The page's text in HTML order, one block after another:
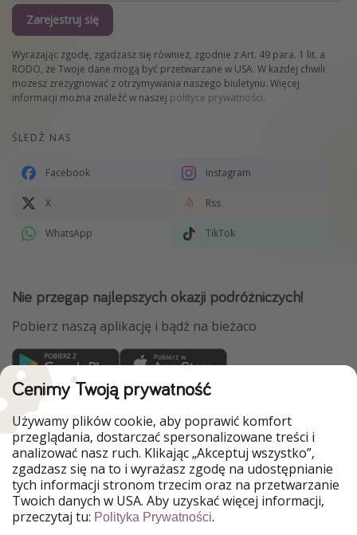
Zarejestruj się
Wyrażając zgodę, zgadzasz się również, zgodnie z Art. 49 para. 1 lit. a
RODO, że Twoje dane mogą być przetwarzane w USA. W każdej chwili
możesz zrezygnować z otrzymywania naszego biuletynu. Więcej
informacji można znaleźć w naszej polityce prywatności.
ŚLEDŹ NAS
Facebook Instagram
X Rss
WhatsApp TikTok
Nie przegap najlepszych okazji podróżniczych!
Pobierz naszą aplikację i bądź na bieżaco
WakacyjniPiraci są częścią Grupy HolidayPirates
Nasze rynki
PiratinViaggio
HolidayPirates
VakantiePiraten
VoyagesPirates
Ferienpiraten
Urlaubspiraten
Urlaubspiraten
ViajerosPiratas
TravelPirates
Cenimy Twoją prywatność
Używamy plików cookie, aby poprawić komfort
przeglądania, dostarczać spersonalizowane treści i
analizować nasz ruch. Klikając „Akceptuj wszystko”,
zgadzasz się na to i wyrażasz zgodę na udostępnianie
tych informacji stronom trzecim oraz na przetwarzanie
Twoich danych w USA. Aby uzyskać więcej informacji,
przeczytaj tu: Polityka Prywatności.